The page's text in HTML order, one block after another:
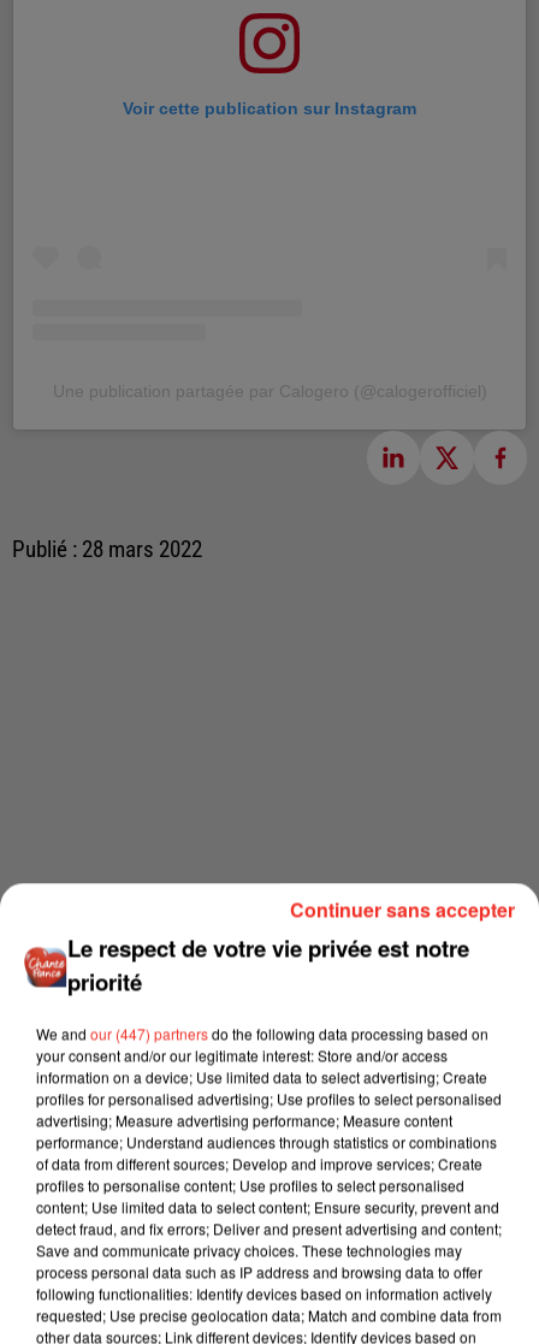
Voir cette publication sur Instagram
Une publication partagée par Calogero (@calogerofficiel)
Publié : 28 mars 2022
Le respect de votre vie privée est notre
priorité
We and our (447) partnersdo the following data processing based on
your consent and/or our legitimate interest: Store and/or access
information on a device; Use limited data to select advertising; Create
profiles for personalised advertising; Use profiles to select personalised
advertising; Measure advertising performance; Measure content
performance; Understand audiences through statistics or combinations
of data from different sources; Develop and improve services; Create
profiles to personalise content; Use profiles to select personalised
content; Use limited data to select content; Ensure security, prevent and
detect fraud, and fix errors; Deliver and present advertising and content;
Save and communicate privacy choices. These technologies may
process personal data such as IP address and browsing data to offer
following functionalities: Identify devices based on information actively
requested; Use precise geolocation data; Match and combine data from
other data sources; Link different devices; Identify devices based on
Continuer sans accepter